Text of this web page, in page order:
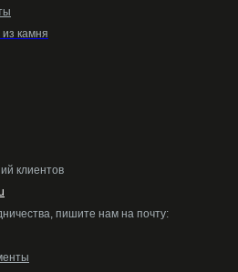
камня
клиентов
пишите нам на почту: